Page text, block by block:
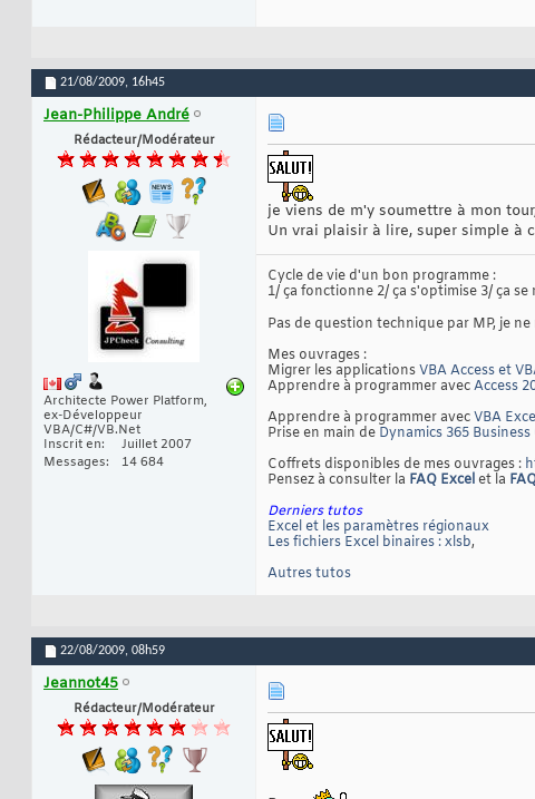
21/08/2009, 16h45
Jean-Philippe André
Rédacteur/Modérateur
Architecte Power Platform,
ex-Développeur
VBA/C#/VB.Net
Inscrit en
Juillet 2007
Messages
14 684
je viens de m'y soumettre à mon
Un vrai plaisir à lire, super simple à
Cycle de vie d'un bon programme :
1/ ça fonctionne 2/ ça s'optimise 3/ ça se
Pas de question technique par MP, je
Mes ouvrages :
Migrer les applicationsVBA Access et
Apprendre à programmer avecAccess
Apprendre à programmer avecVBA
Prise en main de Dynamics 365
Coffrets disponibles de mes ouvrages :
Pensez à consulter la FAQ Excelet la
Derniers tutos
Excel et les paramètres régionaux
Les fichiers Excel binaires : xlsb,
Autres tutos
22/08/2009, 08h59
Jeannot45
Rédacteur/Modérateur